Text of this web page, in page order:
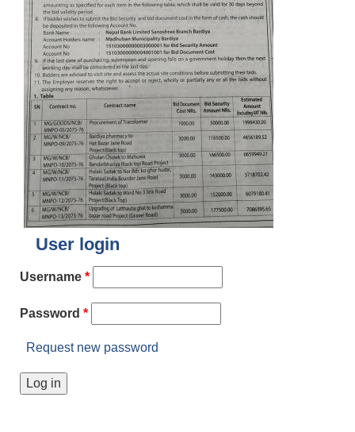
User login
Username *
Password *
Request new password